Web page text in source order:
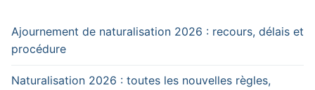
Ajournement de naturalisation 2026 : recours, délais et
procédure
Naturalisation 2026 : toutes les nouvelles règles,